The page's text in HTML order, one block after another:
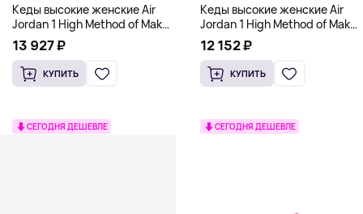
Кеды высокие женские Air
Jordan 1 High Method of Make,
серый
13 927 ₽
КУПИТЬ
Кеды высокие женские Air
Jordan 1 High Method of Make,
бежевые
12 152 ₽
КУПИТЬ
СЕГОДНЯ ДЕШЕВЛЕ СЕГОДНЯ ДЕШЕВЛЕ